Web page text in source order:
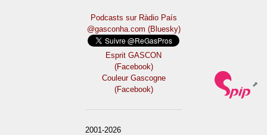
Podcasts sur Ràdio País
@gasconha.com (Bluesky)
Esprit GASCON
(Facebook)
Couleur Gascogne
(Facebook)
2001-2026